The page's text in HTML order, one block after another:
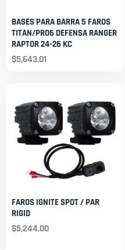
BASES PARA BARRA 5 FAROS
TITAN/PRO6 DEFENSA RANGER
RAPTOR 24-26 KC
$5,643.01
FAROS IGNITE SPOT / PAR
RIGID
$5,244.00